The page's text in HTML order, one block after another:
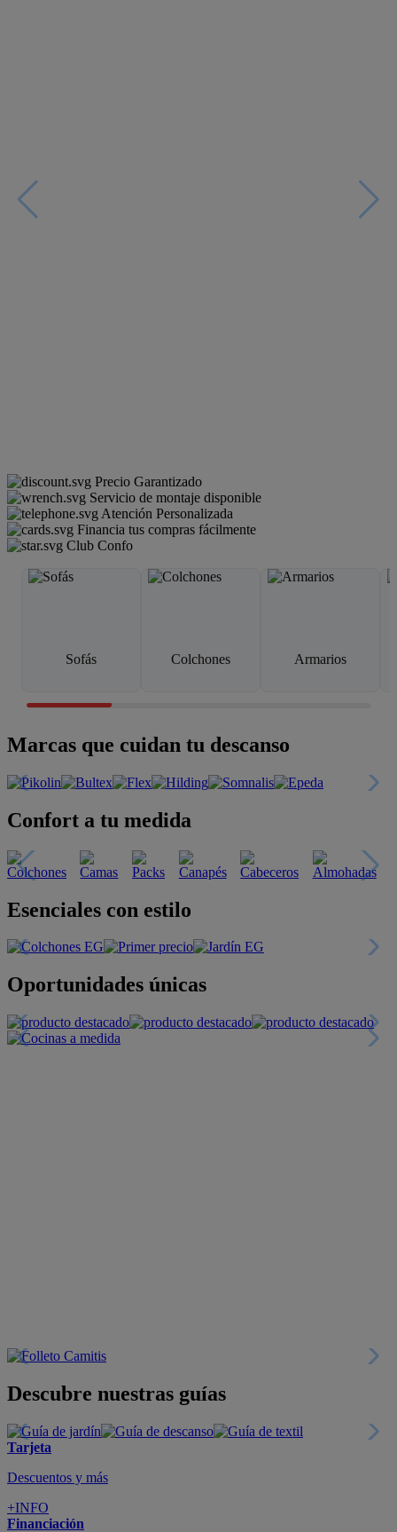
Precio Garantizado
Servicio de montaje disponible
Atención Personalizada
Financia tus compras fácilmente
Club Confo
Sofás Colchones Armarios
Marcas que cuidan tu descanso
Confort a tu medida
Esenciales con estilo
Oportunidades únicas
Descubre nuestras guías
Tarjeta
Descuentos y más
+INFO
Financiación